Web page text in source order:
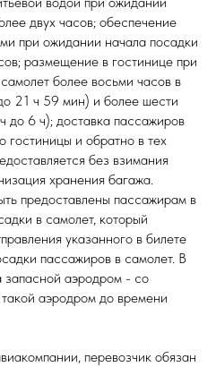
двух часов; обеспечение
при ожидании начала посадки
размещение в гостинице при
более восьми часов в
21 ч 59 мин) и более шести
до 6 ч); доставка пассажиров
гостиницы и обратно в тех
без взимания
хранения багажа.
предоставлены пассажирам в
в самолет, который
указанного в билете
пассажиров в самолет. В
запасной аэродром - со
аэродром до времени
перевозчик обязан